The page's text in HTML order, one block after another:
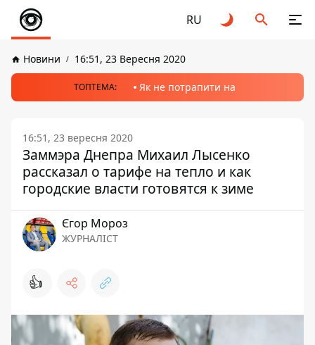
RU
Новини 16:51, 23 Вересня 2020
ТОПТЕМА: Як не потрапити на
16:51, 23 вересня 2020
Заммэра Днепра Михаил Лысенко
рассказал о тарифе на тепло и как
городские власти готовятся к зиме
Єгор Мороз
ЖУРНАЛІСТ
👍